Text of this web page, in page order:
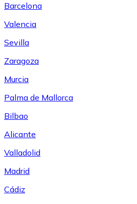
Barcelona
Valencia
Sevilla
Zaragoza
Murcia
Palma de Mallorca
Bilbao
Alicante
Valladolid
Madrid
Cádiz